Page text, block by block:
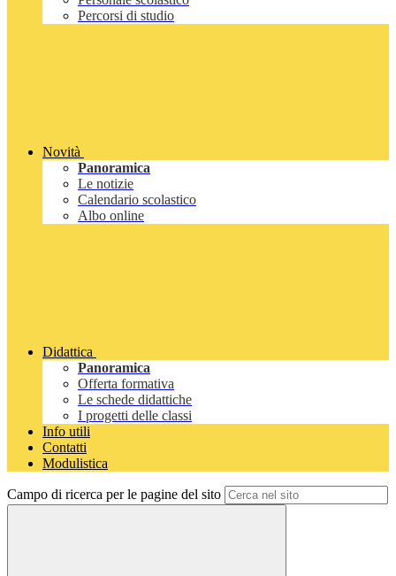
Percorsi di studio
Novità
Panoramica
Le notizie
Calendario scolastico
Albo online
Didattica
Panoramica
Offerta formativa
Le schede didattiche
I progetti delle classi
Info utili
Contatti
Modulistica
Campo di ricerca per le pagine del sito